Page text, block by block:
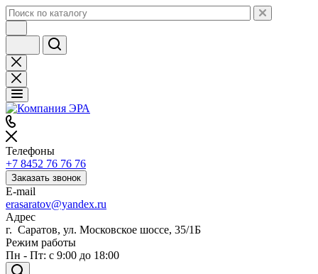
Телефоны
+7 8452 76 76 76
Заказать звонок
E-mail
erasaratov@yandex.ru
Адрес
г. Саратов, ул. Московское шоссе, 35/1Б
Режим работы
Пн - Пт: с 9:00 до 18:00